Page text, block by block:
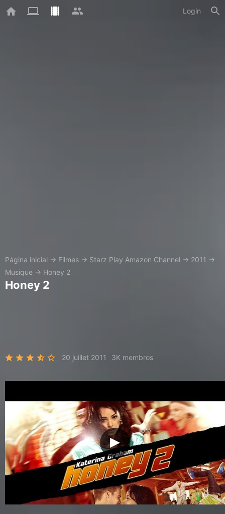
Login
Página inicial → Filmes → Starz Play Amazon Channel → 2011 →
Musique → Honey 2
Honey 2
20 juillet 2011 3K membros